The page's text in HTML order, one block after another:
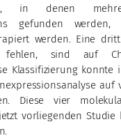
in denen
gefunden werden,
werden. Eine
sind auf
Klassifizierung konnte
auf
Diese vier
vorliegenden Studie